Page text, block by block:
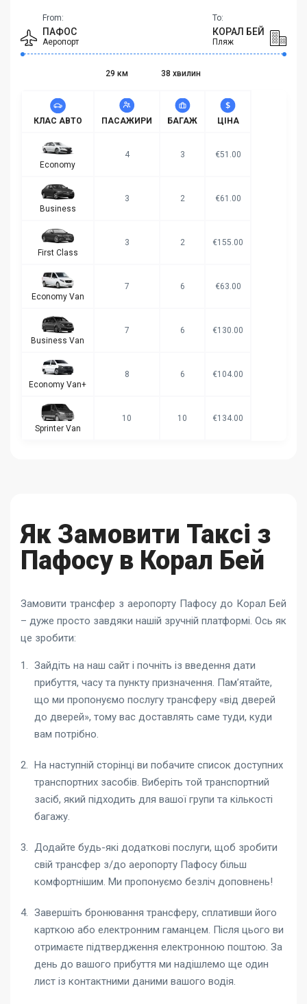
From:
ПАФОС
Аеропорт
To:
КОРАЛ БЕЙ
Пляж
29 км 38 хвилин
КЛАС АВТО ПАСАЖИРИ БАГАЖ ЦІНА
Economy
4 3 €51.00
Business
3 2 €61.00
First Class
3 2 €155.00
Economy Van
7 6 €63.00
Business Van
7 6 €130.00
Economy Van+
8 6 €104.00
Sprinter Van
10 10 €134.00
Як Замовити Таксі з
Пафосу в Корал Бей
Замовити трансфер з аеропорту Пафосу до Корал Бей
– дуже просто завдяки нашій зручній платформі. Ось як
це зробити:
Зайдіть на наш сайт і почніть із введення дати
прибуття, часу та пункту призначення. Пам’ятайте,
що ми пропонуємо послугу трансферу «від дверей
до дверей», тому вас доставлять саме туди, куди
вам потрібно.
На наступній сторінці ви побачите список доступних
транспортних засобів. Виберіть той транспортний
засіб, який підходить для вашої групи та кількості
багажу.
Додайте будь-які додаткові послуги, щоб зробити
свій трансфер з/до аеропорту Пафосу більш
комфортнішим. Ми пропонуємо безліч доповнень!
Завершіть бронювання трансферу, сплативши його
карткою або електронним гаманцем. Після цього ви
отримаєте підтвердження електронною поштою. За
день до вашого прибуття ми надішлемо ще один
лист із контактними даними вашого водія.